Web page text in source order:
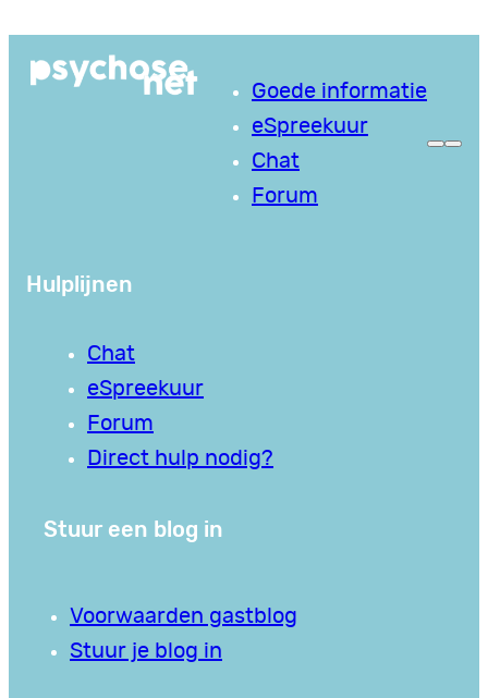
naar
Goede informatie
eSpreekuur
Chat
Forum
Hulplijnen
Chat
eSpreekuur
Forum
Direct hulp nodig?
Stuur een blog in
Voorwaarden gastblog
Stuur je blog in